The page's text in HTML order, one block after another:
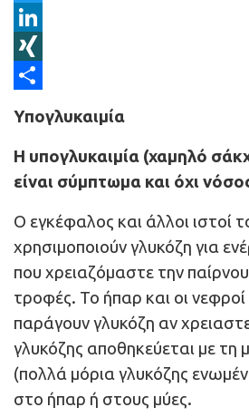
Twitter
LinkedIn
XING
Υπογλυκαιμία
Η υπογλυκαιμία (χαμηλό
είναι σύμπτωμα και όχι
Ο εγκέφαλος και άλλοι ιστοί
χρησιμοποιούν γλυκόζη για
που χρειαζόμαστε την
τροφές. Το ήπαρ και οι
παράγουν γλυκόζη αν
γλυκόζης αποθηκεύεται με τη
(πολλά μόρια γλυκόζης
στο ήπαρ ή στους μύες.